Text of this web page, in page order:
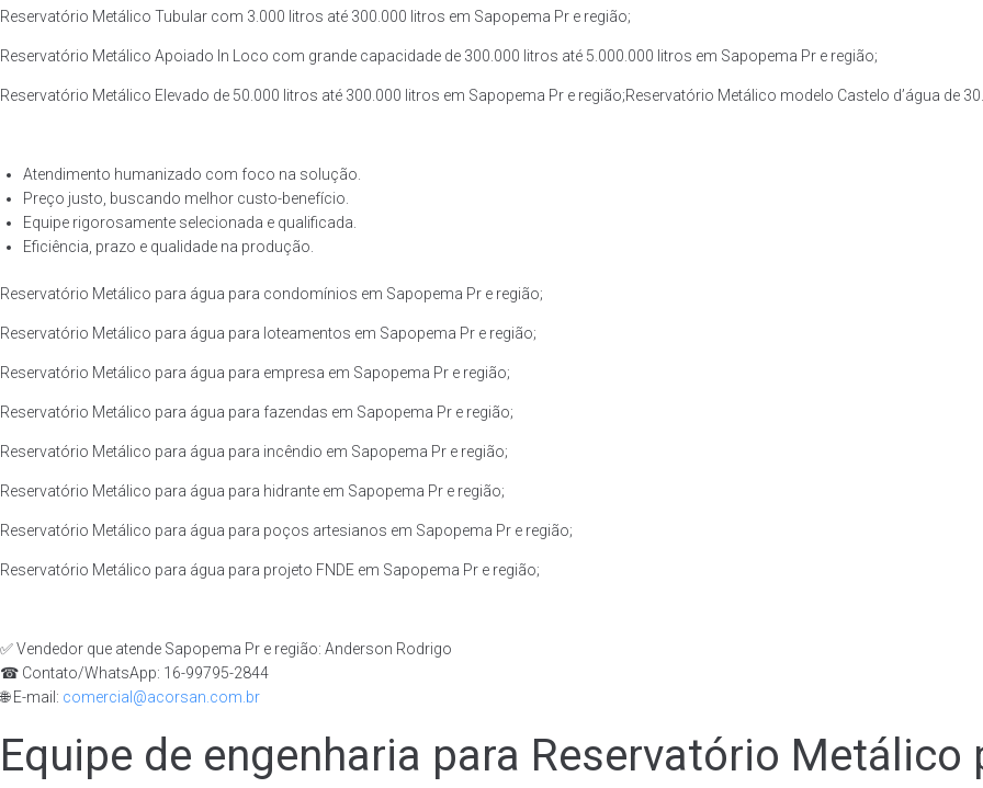
Reservatório Metálico Tubular com 3.000 litros até 300.000 litros em Sapopema Pr e região;
Reservatório Metálico Apoiado In Loco com grande capacidade de 300.000 litros até 5.000.000 litros em Sapopema Pr e região;
Reservatório Metálico Elevado de 50.000 litros até 300.000 litros em Sapopema Pr e região;Reservatório Metálico modelo Castelo d’água de
Atendimento humanizado com foco na solução.
Preço justo, buscando melhor custo-benefício.
Equipe rigorosamente selecionada e qualificada.
Eficiência, prazo e qualidade na produção.
Reservatório Metálico para água para condomínios em Sapopema Pr e região;
Reservatório Metálico para água para loteamentos em Sapopema Pr e região;
Reservatório Metálico para água para empresa em Sapopema Pr e região;
Reservatório Metálico para água para fazendas em Sapopema Pr e região;
Reservatório Metálico para água para incêndio em Sapopema Pr e região;
Reservatório Metálico para água para hidrante em Sapopema Pr e região;
Reservatório Metálico para água para poços artesianos em Sapopema Pr e região;
Reservatório Metálico para água para projeto FNDE em Sapopema Pr e região;
✅ Vendedor que atende Sapopema Pr e região: Anderson Rodrigo
☎ Contato/WhatsApp: 16-99795-2844
🌐 E-mail: comercial@acorsan.com.br
Equipe de engenharia para Reservatório Metálico